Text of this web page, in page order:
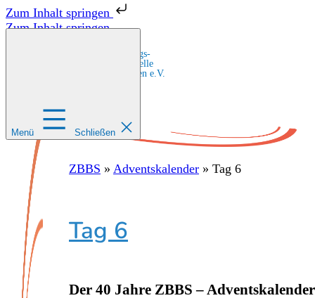
Zum Inhalt springen
Zum Inhalt springen
Zentrale Bildungs-
und Beratungsstelle
für Migrant:innen e.V.
Menü Schließen
ZBBS » Adventskalender » Tag 6
Tag 6
Der 40 Jahre ZBBS – Adventskalender